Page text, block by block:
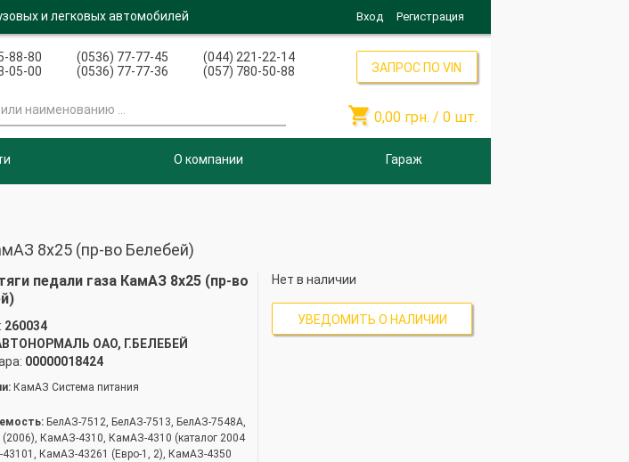
и легковых автомобилей Вход Регистрация
88-80
05-00
(0536) 77-77-45
(0536) 77-77-36
(044) 221-22-14
(057) 780-50-88
ЗАПРОС ПО VIN
 0,00 грн. / 0 шт.
О компании Гараж
8х25 (пр-во Белебей)
педали газа КамАЗ 8х25 (пр-во
260034
ОАО, Г.БЕЛЕБЕЙ
00000018424
КамАЗ Система питания
БелАЗ-7512, БелАЗ-7513, БелАЗ-7548А,
КамАЗ-4310, КамАЗ-4310 (каталог 2004
КамАЗ-43261 (Евро-1, 2), КамАЗ-4350
Нет в наличии
УВЕДОМИТЬ О НАЛИЧИИ